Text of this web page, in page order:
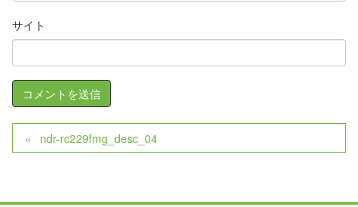
サイト
ndr-rc229fmg_desc_04